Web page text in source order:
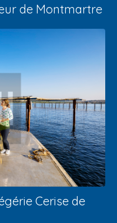
de Montmartre
Cerise de